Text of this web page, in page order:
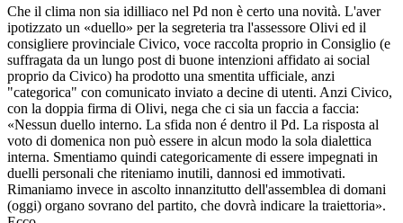
Che il clima non sia idilliaco nel Pd non è certo una novità. L'aver
ipotizzato un «duello» per la segreteria tra l'assessore Olivi ed il
consigliere provinciale Civico, voce raccolta proprio in Consiglio (e
suffragata da un lungo post di buone intenzioni affidato ai social
proprio da Civico) ha prodotto una smentita ufficiale, anzi
"categorica" con comunicato inviato a decine di utenti. Anzi Civico,
con la doppia firma di Olivi, nega che ci sia un faccia a faccia:
«Nessun duello interno. La sfida non é dentro il Pd. La risposta al
voto di domenica non può essere in alcun modo la sola dialettica
interna. Smentiamo quindi categoricamente di essere impegnati in
duelli personali che riteniamo inutili, dannosi ed immotivati.
Rimaniamo invece in ascolto innanzitutto dell'assemblea di domani
(oggi) organo sovrano del partito, che dovrà indicare la traiettoria».